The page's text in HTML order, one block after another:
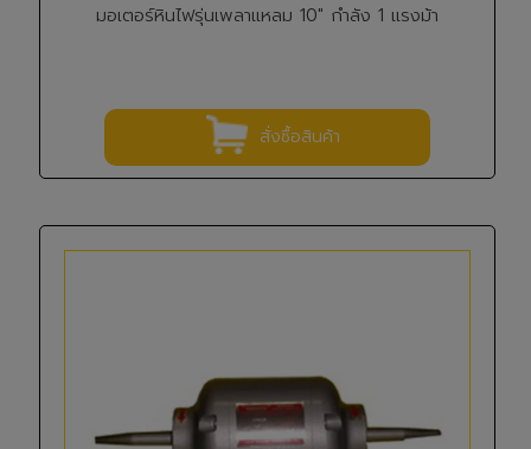
มอเตอร์หินไฟรุ่นเพลาแหลม 10" กำลัง 1 แรงม้า
สั่งซื้อสินค้า